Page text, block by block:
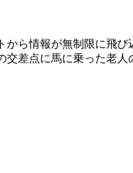
ら情報が無制限に飛び
交差点に馬に乗った老